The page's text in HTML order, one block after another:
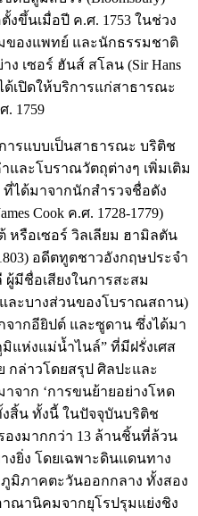
ขึ้นเมื่อปี ค.ศ. 1753 ในช่วง
ของแพทย์ และนักธรรมชาติ
ง เซอร์ ฮันส์ สโลน (Sir Hans
ได้เปิดให้บริการแก่สาธารณะ
. 1759
บบเป็นสาธารณะ บริติช
และโบราณวัตถุต่างๆ เพิ่มเติม
ที่ได้มาจากนักสำรวจชื่อดัง
Cook ค.ศ. 1728-1779)
หรือเซอร์ วิลเลียม ฮามิลตัน
อดีตทูตชาวอังกฤษประจำ
ผู้มีชื่อเสียงในการสะสม
ละบางส่วนของโบราณสถาน)
ากอียิปต์ และซูดาน ซึ่งได้มา
แห่งแม่น้ำไนล์” ที่มีฝรั่งเศส
กล่าวโดยสรุป ศิลปะและ
จาก ‘การขนย้ายอย่างโหด
สิ้น ทั้งนี้ ในปัจจุบันบริติช
งมากกว่า 13 ล้านชิ้นที่ล้วน
ยิ่ง โดยเฉพาะดินแดนทาง
มิภาคตะวันออกกลาง ทั้งสอง
ณานิคมจากยุโรปรุมแย่งชิง